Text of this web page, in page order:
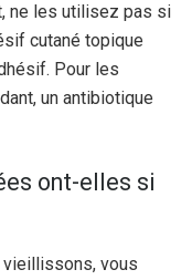
ne les utilisez pas si
cutané topique
Pour les
un antibiotique
ont-elles si
vieillissons, vous